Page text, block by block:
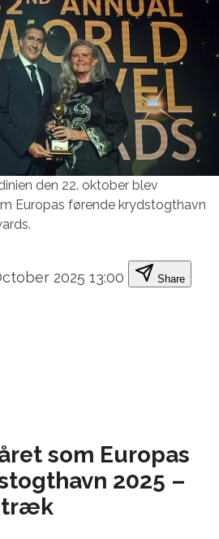
den 22. oktober blev
Europas førende krydstogthavn
2025 13:00 Share
som Europas
2025 –
træk